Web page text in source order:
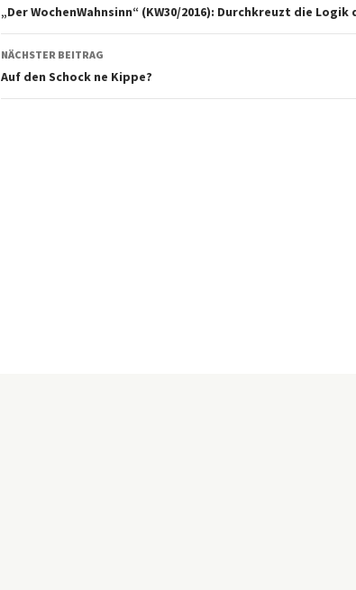
„Der WochenWahnsinn“ (KW30/2016): Durchkreuzt die Logik
NÄCHSTER BEITRAG
Auf den Schock ne Kippe?